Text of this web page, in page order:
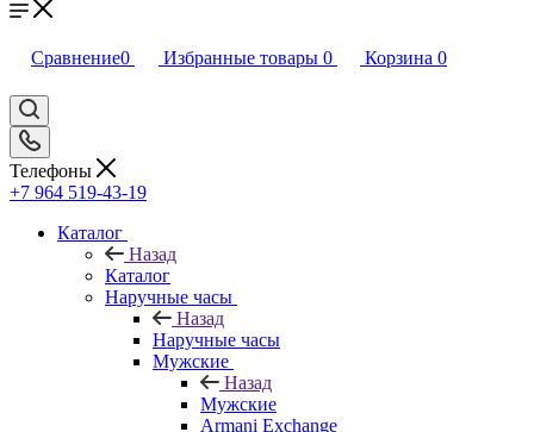
Сравнение0 Избранные товары 0 Корзина 0
Телефоны
+7 964 519-43-19
Каталог
Назад
Каталог
Наручные часы
Назад
Наручные часы
Мужские
Назад
Мужские
Armani Exchange